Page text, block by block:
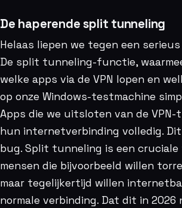
De haperende split tunneling
Helaas liepen we tegen een
De split tunneling-functie,
welke apps via de VPN lopen en
op onze Windows-testmachine
Apps die we uitsloten van de
hun internetverbinding volledig.
bug. Split tunneling is een
mensen die bijvoorbeeld willen
maar tegelijkertijd willen
normale verbinding. Dat dit in 2026